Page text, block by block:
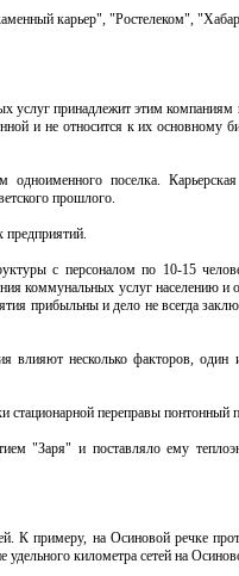
карьер", "Ростелеком",
услуг принадлежит этим компаниям
и не относится к их основному
поселка. Карьерская
прошлого.
предприятий.
с персоналом по 10-15
коммунальных услуг населению и
прибыльны и дело не всегда
влияют несколько факторов, один
стационарной переправы понтонный
"Заря" и поставляло ему
К примеру, на Осиновой речке
километра сетей на